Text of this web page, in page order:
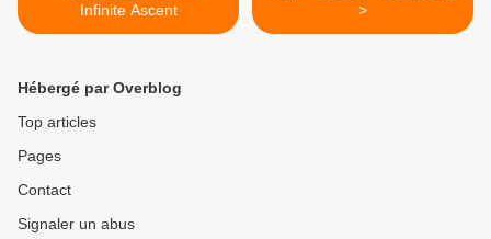
Infinite Ascent
>
Hébergé par Overblog
Top articles
Pages
Contact
Signaler un abus